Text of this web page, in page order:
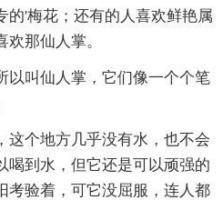
的'梅花；还有的人喜欢鲜艳属
那仙人掌。
以叫仙人掌，它们像一个个笔
这个地方几乎没有水，也不会
喝到水，但它还是可以顽强的
考验着，可它没屈服，连人都